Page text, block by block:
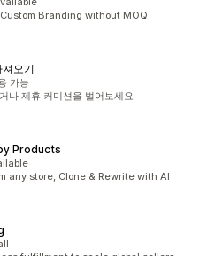
Branding without MOQ
오기
가능
나 제휴 커미션을 벌어보세요
Products
any store, Clone & Rewrite with AI